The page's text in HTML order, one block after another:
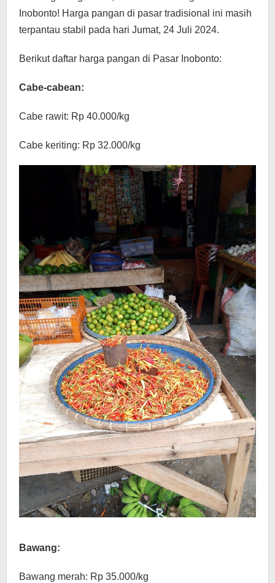
Inobonto! Harga pangan di pasar tradisional ini masih
terpantau stabil pada hari Jumat, 24 Juli 2024.
Berikut daftar harga pangan di Pasar Inobonto:
Cabe-cabean:
Cabe rawit: Rp 40.000/kg
Cabe keriting: Rp 32.000/kg
Bawang:
Bawang merah: Rp 35.000/kg